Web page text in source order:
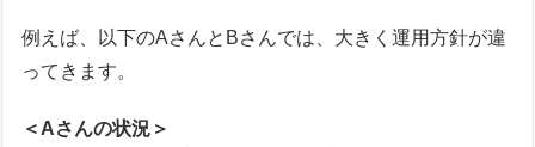
例えば、以下のAさんとBさんでは、大きく運用方針が違
ってきます。
＜Aさんの状況＞